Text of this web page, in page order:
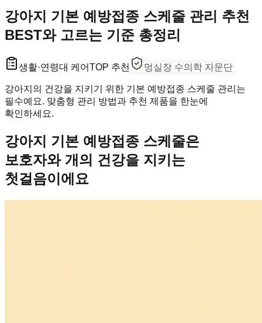
강아지 기본 예방접종 스케줄 관리 추천
BEST와 고르는 기준 총정리
생활·연령대 케어TOP 추천 멍실장 수의학 자문단
강아지의 건강을 지키기 위한 기본 예방접종 스케줄 관리는
필수예요. 맞춤형 관리 방법과 추천 제품을 한눈에
확인하세요.
강아지 기본 예방접종 스케줄은
보호자와 개의 건강을 지키는
첫걸음이에요